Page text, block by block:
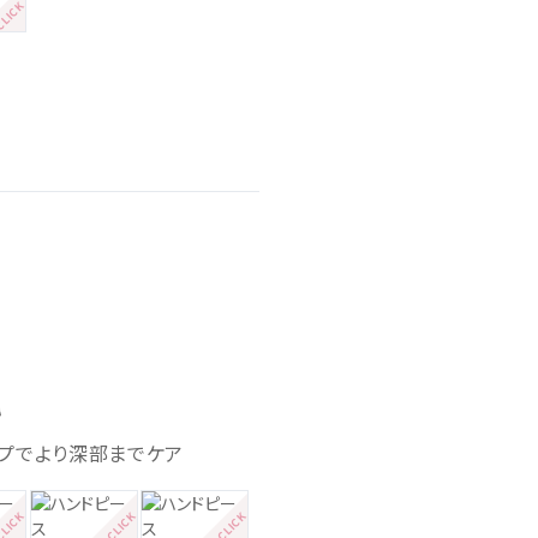
でより深部までケア